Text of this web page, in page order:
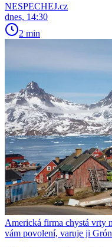
NESPECHEJ.cz
dnes, 14:30
2 min
Americká firma chystá vrty
vám povolení, varuje ji